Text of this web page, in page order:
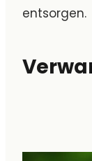
entsorgen.